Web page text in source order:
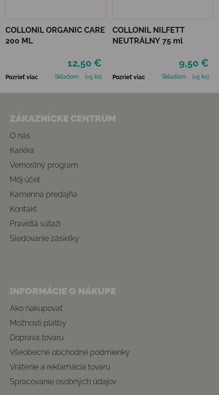
COLLONIL ORGANIC CARE
200 ML
12,50 €
Pozrieť viac Skladom (>5 ks)
COLLONIL NILFETT
NEUTRÁLNY 75 ml
9,50 €
Pozrieť viac Skladom (>5 ks)
ZÁKAZNÍCKE CENTRUM
O nás
Kariéra
Vernostný program
Môj účet
Kamenná predajňa
Kontakt
Pravidlá súťaží
Sledovanie zásielky
INFORMÁCIE O NÁKUPE
Ako nakupovať
Možnosti platby
Doprava tovaru
Všeobecné obchodné podmienky
Vrátenie a reklamácia tovaru
Spracovanie osobných údajov